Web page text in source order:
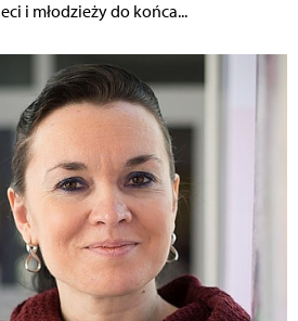
i młodzieży do końca...